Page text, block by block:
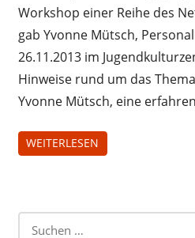
Workshop einer Reihe des
gab Yvonne Mütsch,
26.11.2013 im
Hinweise rund um das
Yvonne Mütsch, eine
WEITERLESEN